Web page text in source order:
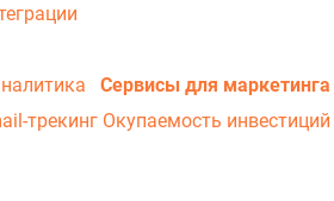
Сервисы для маркетинга
трекинг Окупаемость инвестиций